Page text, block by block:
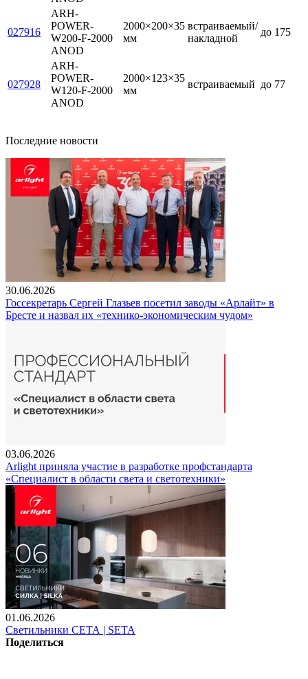
027916
ARH-
POWER-
W200-F-2000
ANOD
2000×200×35
мм
встраиваемый/
накладной
до 175
027928
ARH-
POWER-
W120-F-2000
ANOD
2000×123×35
мм
встраиваемый до 77
Последние новости
30.06.2026
Госсекретарь Сергей Глазьев посетил заводы «Арлайт» в
Бресте и назвал их «технико-экономическим чудом»
03.06.2026
Arlight приняла участие в разработке профстандарта
«Специалист в области света и светотехники»
01.06.2026
Светильники СЕТА | SETA
Поделиться